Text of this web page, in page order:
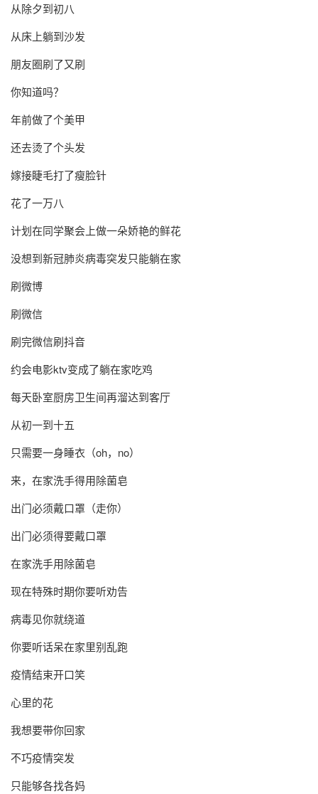
从除夕到初八
从床上躺到沙发
朋友圈刷了又刷
你知道吗？
年前做了个美甲
还去烫了个头发
嫁接睫毛打了瘦脸针
花了一万八
计划在同学聚会上做一朵娇艳的鲜花
没想到新冠肺炎病毒突发只能躺在家
刷微博
刷微信
刷完微信刷抖音
约会电影ktv变成了躺在家吃鸡
每天卧室厨房卫生间再溜达到客厅
从初一到十五
只需要一身睡衣（oh，no）
来，在家洗手得用除菌皂
出门必须戴口罩（走你）
出门必须得要戴口罩
在家洗手用除菌皂
现在特殊时期你要听劝告
病毒见你就绕道
你要听话呆在家里别乱跑
疫情结束开口笑
心里的花
我想要带你回家
不巧疫情突发
只能够各找各妈